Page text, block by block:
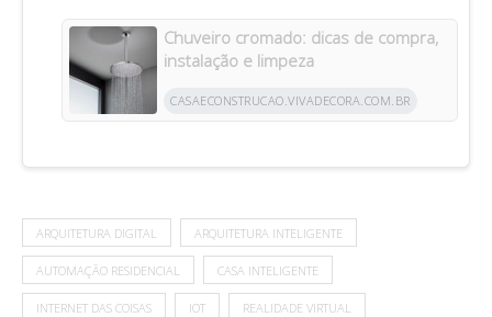
Chuveiro cromado: dicas de compra,
instalação e limpeza
CASAECONSTRUCAO.VIVADECORA.COM.BR
ARQUITETURA DIGITAL ARQUITETURA INTELIGENTE
AUTOMAÇÃO RESIDENCIAL CASA INTELIGENTE
INTERNET DAS COISAS IOT REALIDADE VIRTUAL